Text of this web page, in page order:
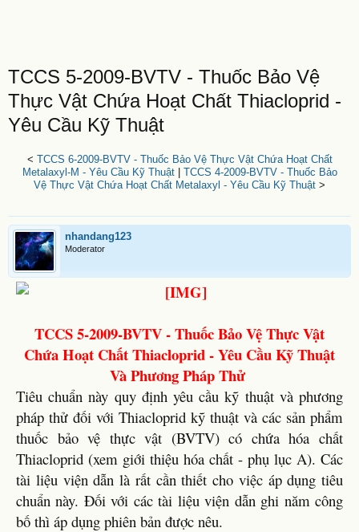
TCCS 5-2009-BVTV - Thuốc Bảo Vệ
Thực Vật Chứa Hoạt Chất Thiacloprid -
Yêu Cầu Kỹ Thuật
< TCCS 6-2009-BVTV - Thuốc Bảo Vệ Thực Vật Chứa Hoạt Chất
Metalaxyl-M - Yêu Cầu Kỹ Thuật| TCCS 4-2009-BVTV - Thuốc Bảo
Vệ Thực Vật Chứa Hoạt Chất Metalaxyl - Yêu Cầu Kỹ Thuật >
nhandang123
Moderator
TCCS 5-2009-BVTV - Thuốc Bảo Vệ Thực Vật
Chứa Hoạt Chất Thiacloprid - Yêu Cầu Kỹ Thuật
Và Phương Pháp Thử
Tiêu chuẩn này quy định yêu cầu kỹ thuật và phương
pháp thử đối với Thiacloprid kỹ thuật và các sản phẩm
thuốc bảo vệ thực vật (BVTV) có chứa hóa chất
Thiacloprid (xem giới thiệu hóa chất - phụ lục A). Các
tài liệu viện dẫn là rất cần thiết cho việc áp dụng tiêu
chuẩn này. Đối với các tài liệu viện dẫn ghi năm công
bố thì áp dụng phiên bản được nêu.